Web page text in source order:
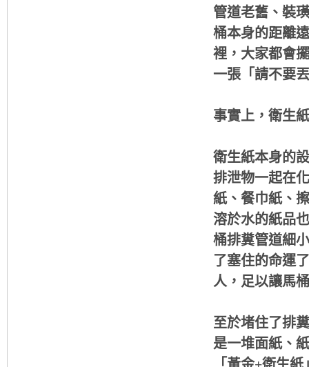
管道老舊、裝
桶本身的距離
裡，大家都會
一張「請不要
事實上，衛生
衛生紙本身的
排泄物一起在
紙、餐巾紙、
溶於水的紙品
桶排糞管道細
了塞住的命運
人，足以讓馬
至於堵住了排
是一堆面紙、